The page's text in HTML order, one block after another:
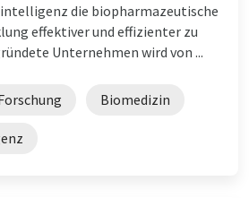
die biopharmazeutische
effektiver und effizienter zu
Unternehmen wird von ...
Biomedizin